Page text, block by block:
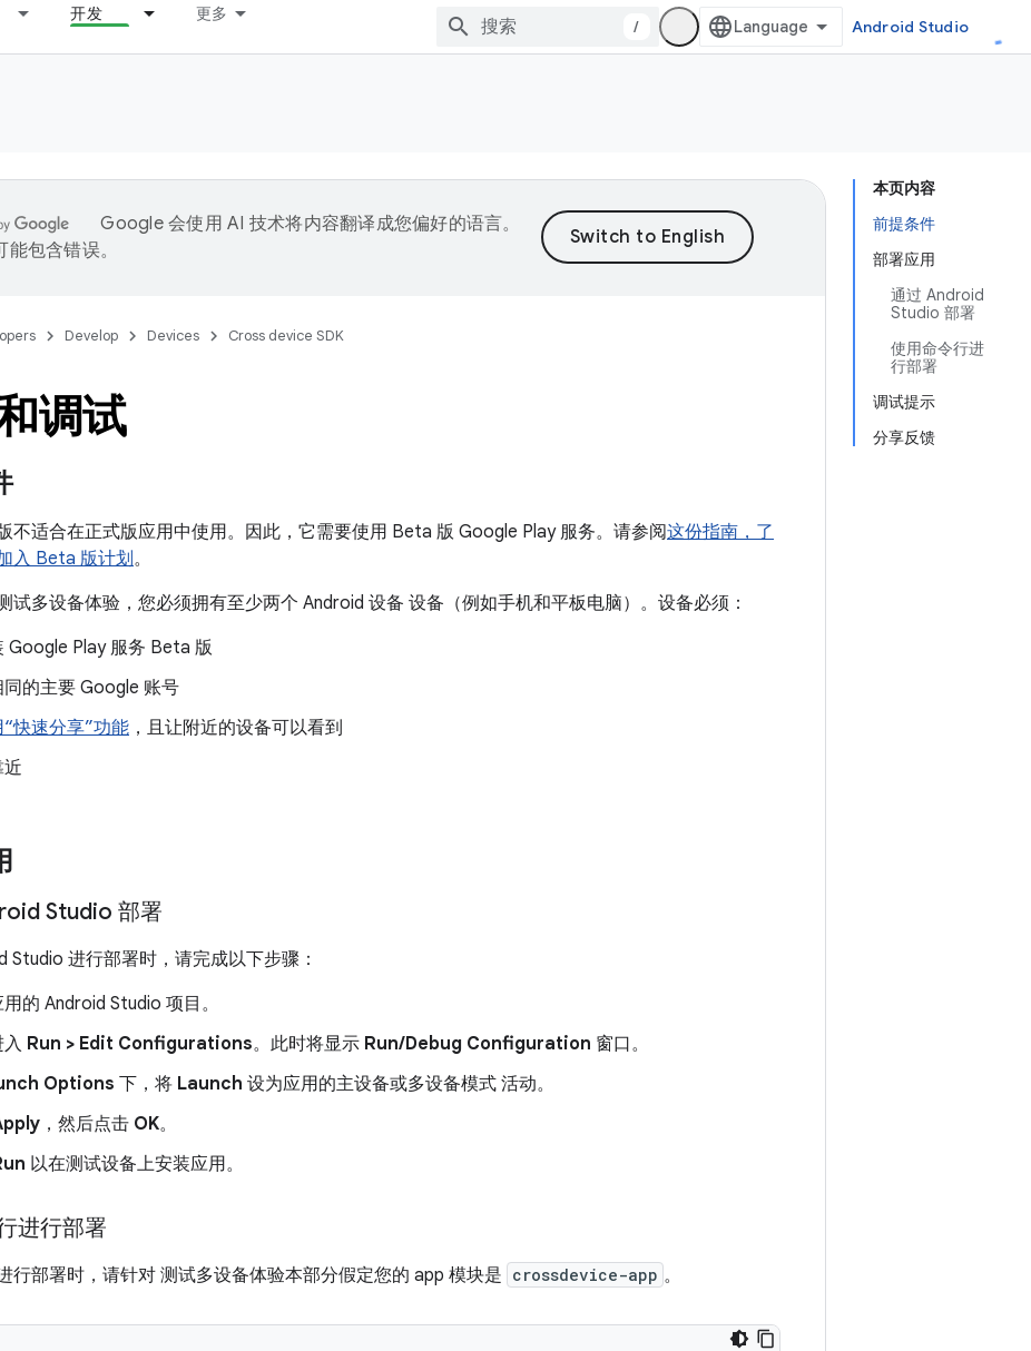
开发 更多
/ Android Studio
本页内容
前提条件
部署应用
通过 Android
Studio 部署
使用命令行进
行部署
调试提示
分享反馈
Google 会使用 AI 技术将内容翻译成您偏好的语言。
包含错误。
Develop Devices Cross device SDK
调试
不适合在正式版应用中使用。因此，它需要使用 Beta 版 Google Play 服务。请参阅这份指南，了
入 Beta 版计划。
试多设备体验，您必须拥有至少两个 Android 设备 设备（例如手机和平板电脑）。设备必须：
Google Play 服务 Beta 版
的主要 Google 账号
快速分享”功能 ，且让附近的设备可以看到
Studio 部署
Studio 进行部署时，请完成以下步骤：
的 Android Studio 项目。
Run > Edit Configurations。此时将显示 Run/Debug Configuration 窗口。
Options 下，将 Launch 设为应用的主设备或多设备模式 活动。
，然后点击 OK。
以在测试设备上安装应用。
进行部署
行部署时，请针对 测试多设备体验本部分假定您的 app 模块是 crossdevice-app 。